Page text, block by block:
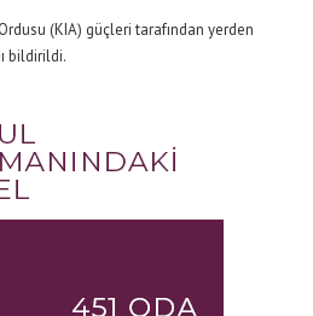
(KIA) güçleri tarafından yerden
bildirildi.